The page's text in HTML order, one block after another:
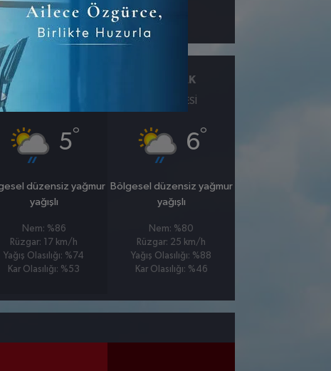
5°
düzensiz yağmur
yağışlı
Nem: %86
Rüzgar: 17 km/h
Yağış Olasılığı: %74
Kar Olasılığı: %53
26 OCAK
PAZARTESI
6°
Bölgesel düzensiz yağmur
yağışlı
Nem: %80
Rüzgar: 25 km/h
Yağış Olasılığı: %88
Kar Olasılığı: %46